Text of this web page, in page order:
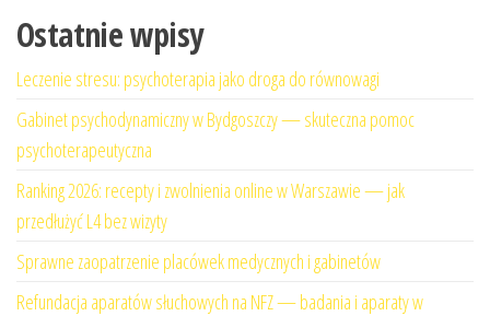
Ostatnie wpisy
Leczenie stresu: psychoterapia jako droga do równowagi
Gabinet psychodynamiczny w Bydgoszczy — skuteczna pomoc
psychoterapeutyczna
Ranking 2026: recepty i zwolnienia online w Warszawie — jak
przedłużyć L4 bez wizyty
Sprawne zaopatrzenie placówek medycznych i gabinetów
Refundacja aparatów słuchowych na NFZ — badania i aparaty w